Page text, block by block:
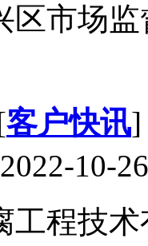
区市场
客户快讯
2022-10-
工程技